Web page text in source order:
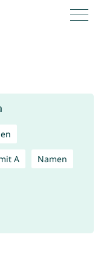
A Namen